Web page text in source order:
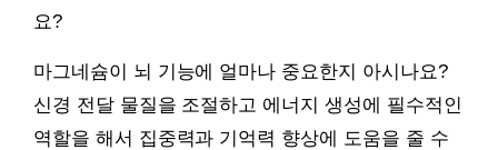
요?
마그네슘이 뇌 기능에 얼마나 중요한지 아시나요?
신경 전달 물질을 조절하고 에너지 생성에 필수적인
역할을 해서 집중력과 기억력 향상에 도움을 줄 수